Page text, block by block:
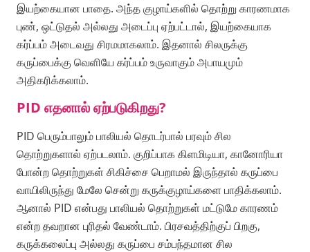
இயற்கையான பாதை. அந்த குழாய்களில் தொற்று காரணமாக
புண், ஒட்டுதல் அல்லது அடைப்பு ஏற்பட்டால், இயற்கையாக
கர்ப்பம் அடைவது சிரமமாகலாம். இதனால் சிலருக்கு
கருப்பைக்கு வெளியே கர்ப்பம் உருவாகும் அபாயமும்
அதிகரிக்கலாம்.
PID எதனால் ஏற்படுகிறது?
PID பெரும்பாலும் பாலியல் தொடர்பால் பரவும் சில
தொற்றுகளால் ஏற்படலாம். குறிப்பாக கிளமிடியா, கானோரியா
போன்ற தொற்றுகள் சிகிச்சை பெறாமல் இருந்தால் கருப்பை
வாயிலிருந்து மேலே சென்று கருக்குழாய்களை பாதிக்கலாம்.
ஆனால் PID என்பது பாலியல் தொற்றுகள் மட்டுமே காரணம்
என்ற தவறான புரிதல் வேண்டாம். பிரசவத்திற்குப் பிறகு,
கருக்கலைப்பு அல்லது கருப்பை சம்பந்தமான சில